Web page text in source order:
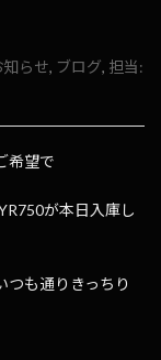
知らせ, ブログ, 担当:
希望で
が本日入庫し
つも通りきっちり